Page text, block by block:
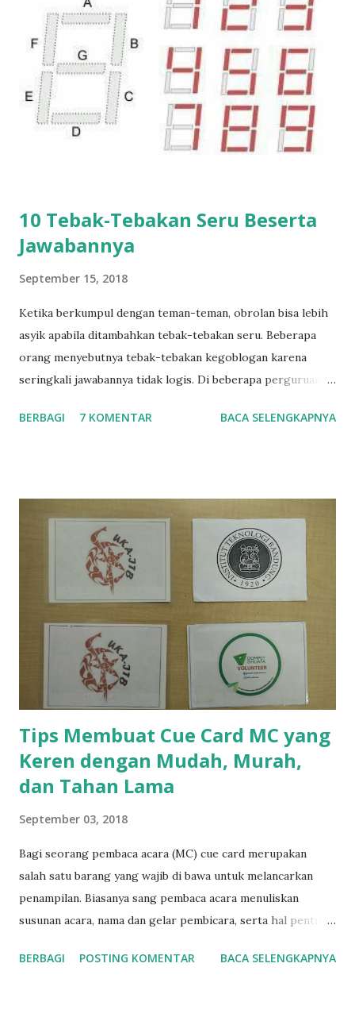
10 Tebak-Tebakan Seru Beserta
Jawabannya
September 15, 2018
Ketika berkumpul dengan teman-teman, obrolan bisa lebih
asyik apabila ditambahkan tebak-tebakan seru. Beberapa
orang menyebutnya tebak-tebakan kegoblogan karena
seringkali jawabannya tidak logis. Di beberapa perguruan
taplok (tata tertib kelompok) atau mentor kelompok
Magic , dll. Intinya, warna yang ditentukan oleh Game
Master (GM). Istilah Game Master maksudnya orang yang
memberi tebak-tebakan pada permainan. Biasanya GM akan
dibantu oleh seorang asisten. GM akan disuruh menutup
mata, kemudian orang lain memilih sebuah barang. Dengan
dibantu asisten, GM akan berhasil menebak barang yang
dipilih. Lalu GM akan bertanya bagaimana caranya.
Jawabannya adalah asisten membantu GM menebak dengan
menyebut...
BERBAGI 7 KOMENTAR BACA SELENGKAPNYA
Tips Membuat Cue Card MC yang
Keren dengan Mudah, Murah,
dan Tahan Lama
September 03, 2018
Bagi seorang pembaca acara (MC) cue card merupakan
salah satu barang yang wajib di bawa untuk melancarkan
penampilan. Biasanya sang pembaca acara menuliskan
susunan acara, nama dan gelar pembicara, serta hal penting
(sebagian orang menyebutnya que card ) ini tidak hanya
BERBAGI POSTING KOMENTAR BACA SELENGKAPNYA